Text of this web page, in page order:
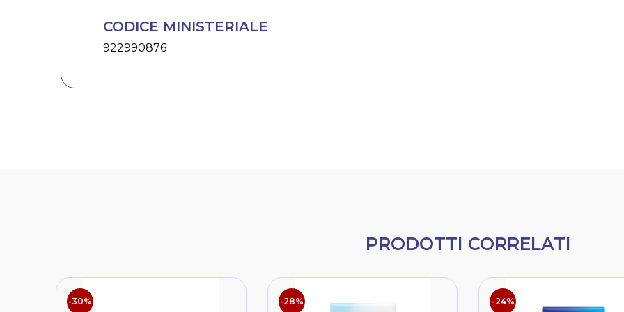
CODICE MINISTERIALE
922990876
PRODOTTI CORRELATI
-30% -28% -24%